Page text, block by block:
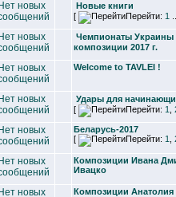
Новые книги
[
Перейти: 1
Чемпионаты
композиции 2017 г.
Welcome to TAVLEI !
Удары для
[
Перейти: 1
Беларусь-2017
[
Перейти: 1
Композиции Ивана
Ивацко
Композиции